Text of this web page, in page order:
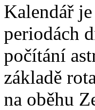
Kalendář
periodách
počítání
základě
na oběhu